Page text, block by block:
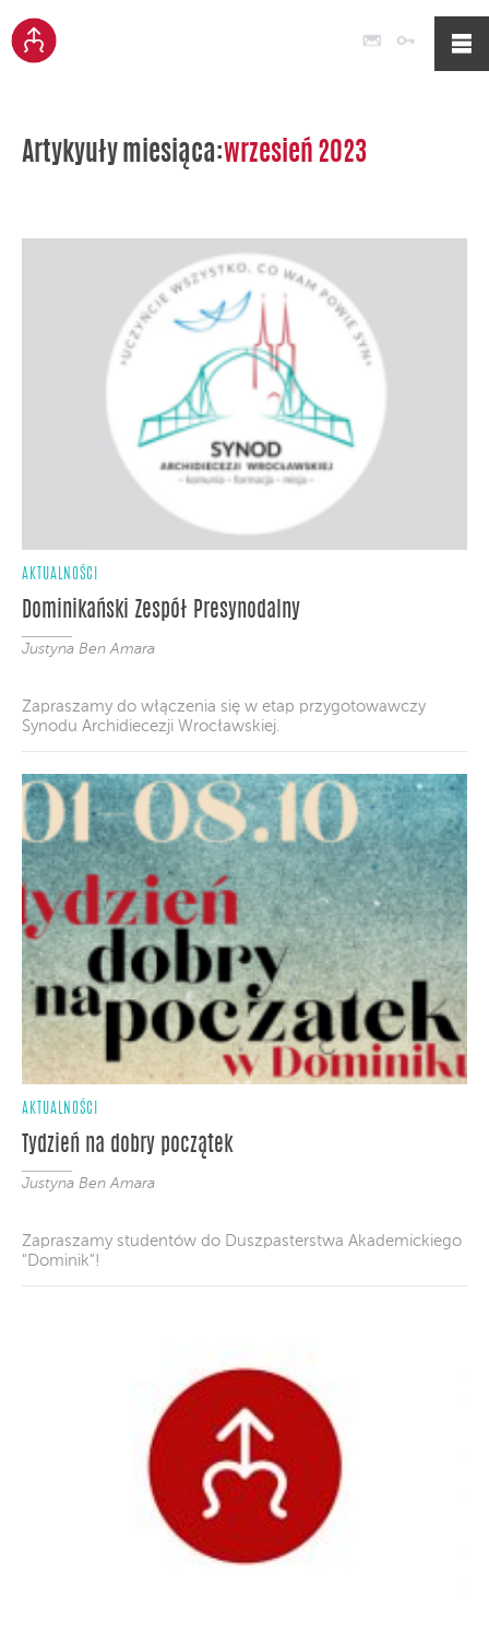
Poczta
Artykyuły miesiąca:wrzesień 2023
AKTUALNOŚCI
Dominikański Zespół Presynodalny
Justyna Ben Amara
Zapraszamy do włączenia się w etap przygotowawczy
Synodu Archidiecezji Wrocławskiej.
AKTUALNOŚCI
Tydzień na dobry początek
Justyna Ben Amara
Zapraszamy studentów do Duszpasterstwa Akademickiego
"Dominik"!